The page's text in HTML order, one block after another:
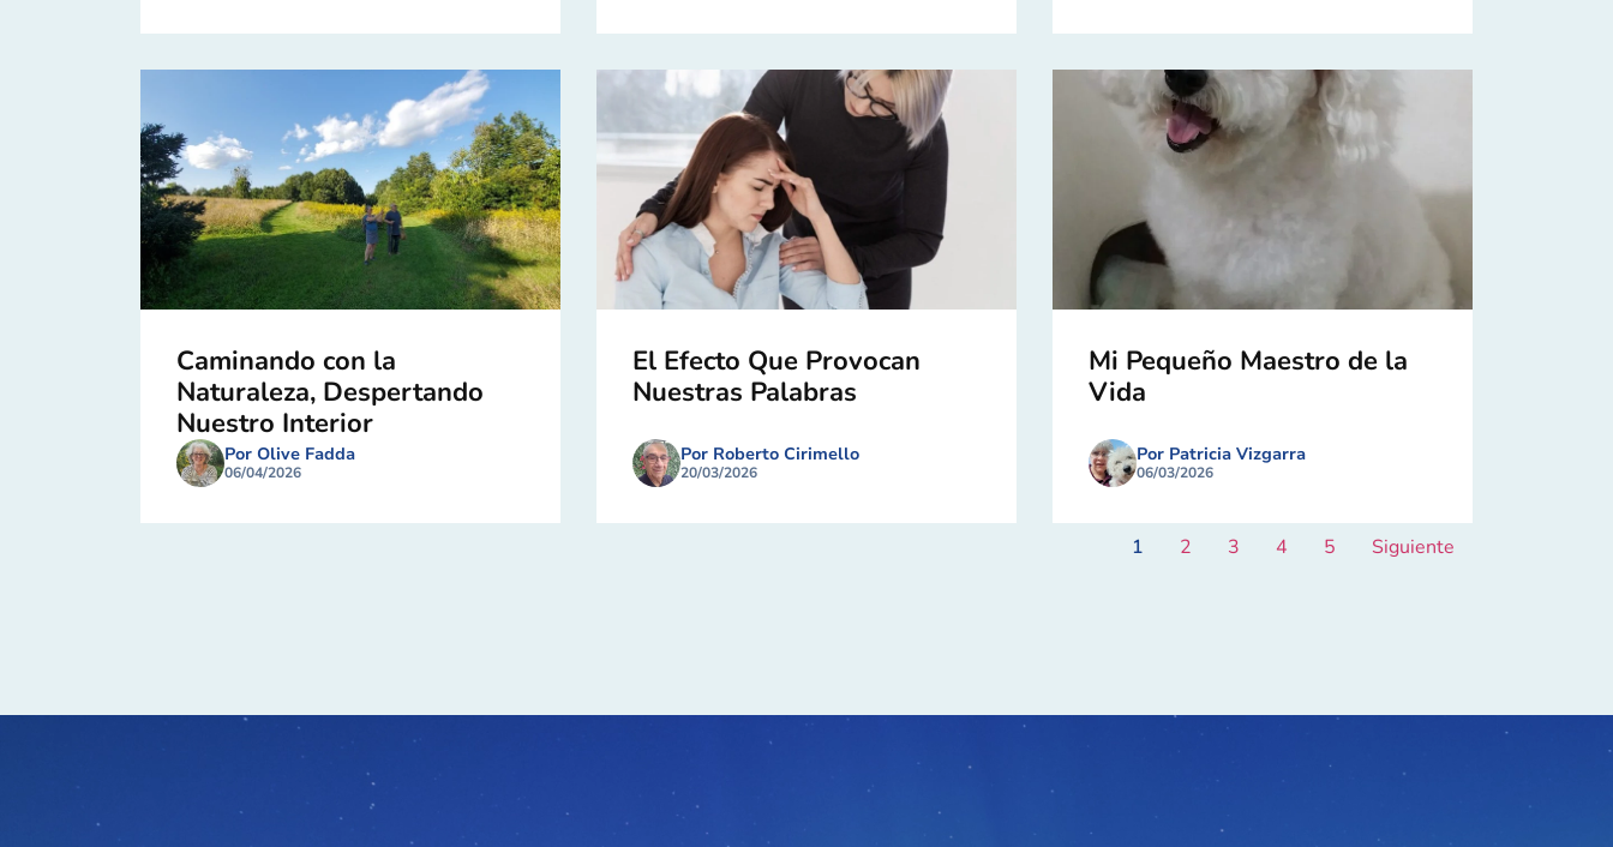
Caminando con la
Naturaleza, Despertando
Nuestro Interior
Por Olive Fadda
06/04/2026
El Efecto Que Provocan
Nuestras Palabras
Por Roberto Cirimello
20/03/2026
Mi Pequeño Maestro de la
Vida
Por Patricia Vizgarra
06/03/2026
1 2 3 4 5 Siguiente